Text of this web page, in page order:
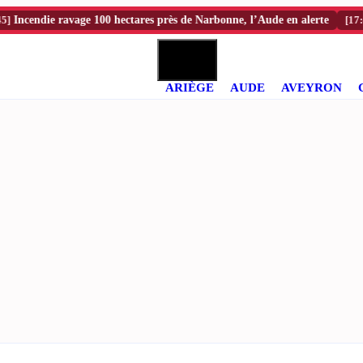
ravage 100 hectares près de Narbonne, l’Aude en alerte [17:40]
ARIÈGE AUDE AVEYRON